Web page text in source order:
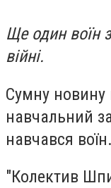
Ще один воїн
війні.
Сумну новину
навчальний
навчався воїн.
"Колектив